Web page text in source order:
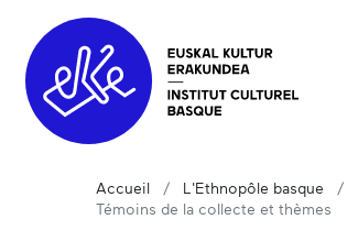
Accueil L'Ethnopôle basque
Témoins de la collecte et thèmes